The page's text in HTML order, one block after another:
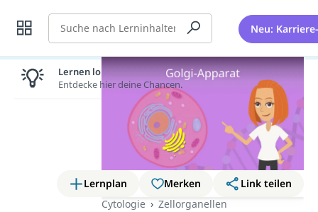
Suche Neu:
Lernplan Merken
Link teilen
Cytologie
Zellorganellen
Lernen lohnt sich!
Entdecke hier deine Chancen.